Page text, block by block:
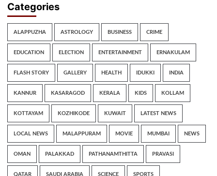
Categories
ALAPPUZHA ASTROLOGY BUSINESS CRIME
EDUCATION ELECTION ENTERTAINMENT ERNAKULAM
FLASH STORY GALLERY HEALTH IDUKKI INDIA
KANNUR KASARAGOD KERALA KIDS KOLLAM
KOTTAYAM KOZHIKODE KUWAIT LATEST NEWS
LOCAL NEWS MALAPPURAM MOVIE MUMBAI NEWS
OMAN PALAKKAD PATHANAMTHITTA PRAVASI
QATAR SAUDI ARABIA SCIENCE SPORTS